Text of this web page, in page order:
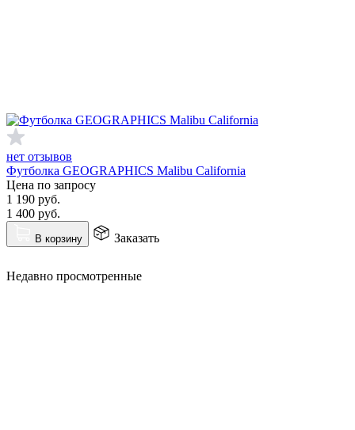
нет отзывов
Футболка GEOGRAPHICS Malibu California
Цена по запросу
1 190 руб.
1 400 руб.
В корзину Заказать
Недавно просмотренные